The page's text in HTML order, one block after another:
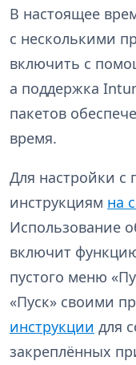
В настоящее
с несколькими
включить с
а поддержка
пакетов
время.
Для настройки с
инструкциям на
Использование
включит
пустого меню
«Пуск» своими
инструкции для
закреплённых